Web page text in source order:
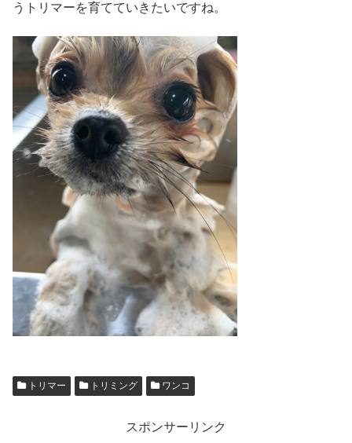
うトリマーを育てていきたいですね。
トリマー トリミング ワンコ
スポンサーリンク